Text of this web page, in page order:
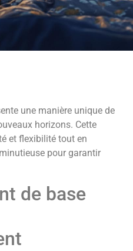
une manière unique de
horizons. Cette
et flexibilité tout en
pour garantir
de base